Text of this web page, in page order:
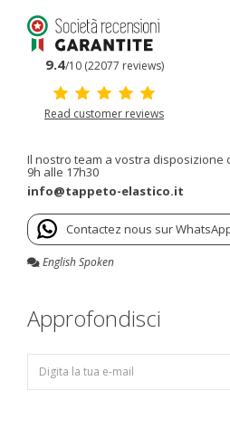
9.4/10 (22077 reviews)
Read customer reviews
Il nostro team a vostra disposizione
9h alle 17h30
info@tappeto-elastico.it
Contactez nous sur
English Spoken
Approfondisci